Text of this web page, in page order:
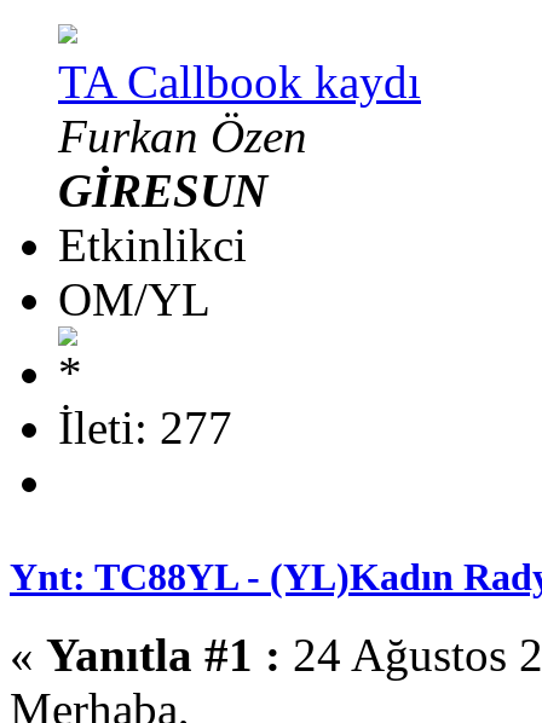
TA Callbook kaydı
Furkan Özen
GİRESUN
Etkinlikci
OM/YL
İleti: 277
Ynt: TC88YL - (YL)Kadın
« Yanıtla #1 : 24 Ağustos
Merhaba,